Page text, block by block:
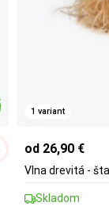
1 variant
od 26,90 €
Vlna drevitá -
Skladom